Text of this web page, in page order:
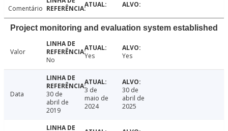
Comentário
Project monitoring and evaluation system established
Valor
No
Yes Yes
Data
30 de
abril de
2019
3 de
maio de
2024
30 de
abril de
2025